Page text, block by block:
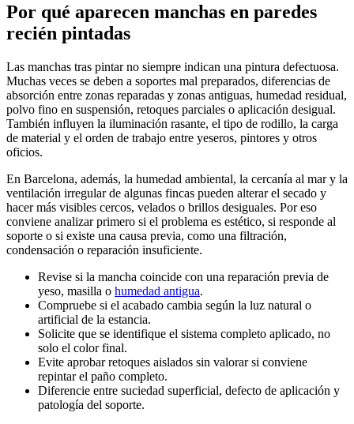
Por qué aparecen manchas en paredes
recién pintadas
Las manchas tras pintar no siempre indican una pintura defectuosa.
Muchas veces se deben a soportes mal preparados, diferencias de
absorción entre zonas reparadas y zonas antiguas, humedad residual,
polvo fino en suspensión, retoques parciales o aplicación desigual.
También influyen la iluminación rasante, el tipo de rodillo, la carga
de material y el orden de trabajo entre yeseros, pintores y otros
oficios.
En Barcelona, además, la humedad ambiental, la cercanía al mar y la
ventilación irregular de algunas fincas pueden alterar el secado y
hacer más visibles cercos, velados o brillos desiguales. Por eso
conviene analizar primero si el problema es estético, si responde al
soporte o si existe una causa previa, como una filtración,
condensación o reparación insuficiente.
Revise si la mancha coincide con una reparación previa de
yeso, masilla o humedad antigua.
Compruebe si el acabado cambia según la luz natural o
artificial de la estancia.
Solicite que se identifique el sistema completo aplicado, no
solo el color final.
Evite aprobar retoques aislados sin valorar si conviene
repintar el paño completo.
Diferencie entre suciedad superficial, defecto de aplicación y
patología del soporte.